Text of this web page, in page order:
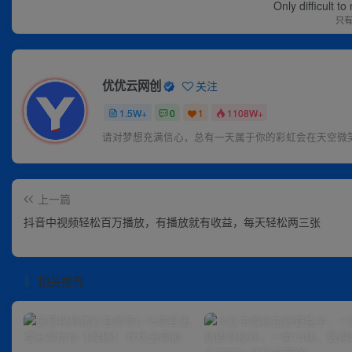
Only difficult to
只
优优云网创 关注
1.5W+ 0 1 1108W+
请对梦想充满信心，总有一天属于你的彩虹会在天空微
上一篇
抖音中视频轻松百万播放，有播放就有收益，每天轻松两三张
相关推荐